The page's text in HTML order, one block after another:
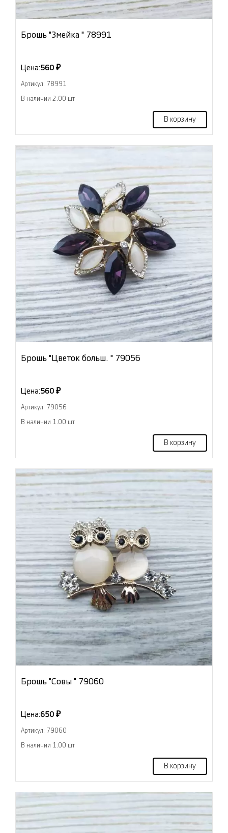
Брошь "Змейка " 78991
Цена:560 ₽
Артикул: 78991
В наличии 2.00 шт
В корзину
Брошь "Цветок больш. " 79056
Цена:560 ₽
Артикул: 79056
В наличии 1.00 шт
В корзину
Брошь "Совы " 79060
Цена:650 ₽
Артикул: 79060
В наличии 1.00 шт
В корзину